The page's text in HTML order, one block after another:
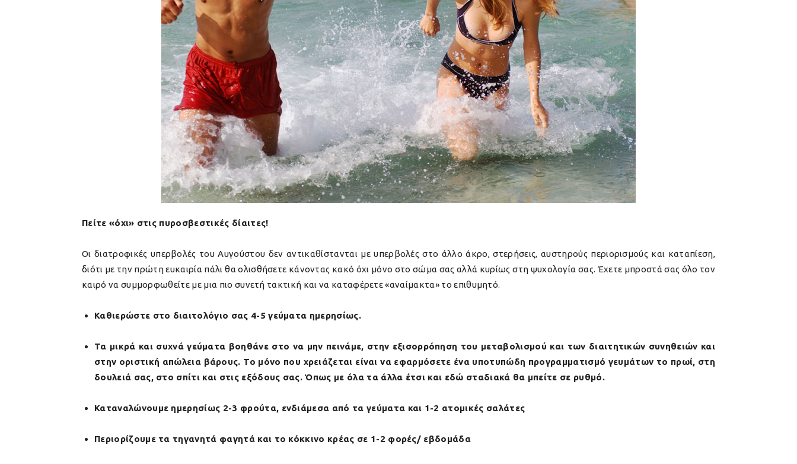
Πείτε «όχι» στις πυροσβεστικές δίαιτες!
Οι διατροφικές υπερβολές του Αυγούστου δεν αντικαθίστανται με υπερβολές στο άλλο άκρο, στερήσεις, αυστηρούς περιορισμούς και καταπίεση,
διότι με την πρώτη ευκαιρία πάλι θα ολισθήσετε κάνοντας κακό όχι μόνο στο σώμα σας αλλά κυρίως στη ψυχολογία σας. Έχετε μπροστά σας όλο τον
καιρό να συμμορφωθείτε με μια πιο συνετή τακτική και να καταφέρετε «αναίμακτα» το επιθυμητό.
Καθιερώστε στο διαιτολόγιο σας 4-5 γεύματα ημερησίως.
Τα μικρά και συχνά γεύματα βοηθάνε στο να μην πεινάμε, στην εξισορρόπηση του μεταβολισμού και των διαιτητικών συνηθειών και
στην οριστική απώλεια βάρους. Το μόνο που χρειάζεται είναι να εφαρμόσετε ένα υποτυπώδη προγραμματισμό γευμάτων το πρωί, στη
δουλειά σας, στο σπίτι και στις εξόδους σας. Όπως με όλα τα άλλα έτσι και εδώ σταδιακά θα μπείτε σε ρυθμό.
Καταναλώνουμε ημερησίως 2-3 φρούτα, ενδιάμεσα από τα γεύματα και 1-2 ατομικές σαλάτες
Περιορίζουμε τα τηγανητά φαγητά και το κόκκινο κρέας σε 1-2 φορές/ εβδομάδα